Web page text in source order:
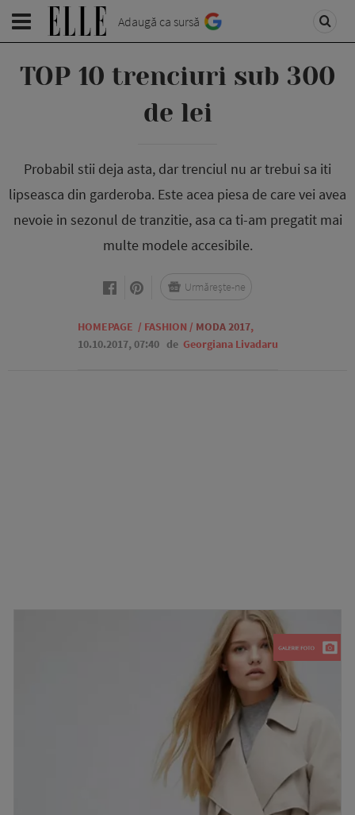
Adaugă ca sursă
TOP 10 trenciuri sub 300
de lei
Probabil stii deja asta, dar trenciul nu ar trebui sa iti
lipseasca din garderoba. Este acea piesa de care vei avea
nevoie in sezonul de tranzitie, asa ca ti-am pregatit mai
multe modele accesibile.
HOMEPAGE / FASHION / MODA 2017,
10.10.2017, 07:40 de Georgiana Livadaru
Urmărește-ne